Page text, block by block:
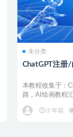
未分类
ChatGPT注册
本教程收集于：
路，AI绘画教程
3 年前